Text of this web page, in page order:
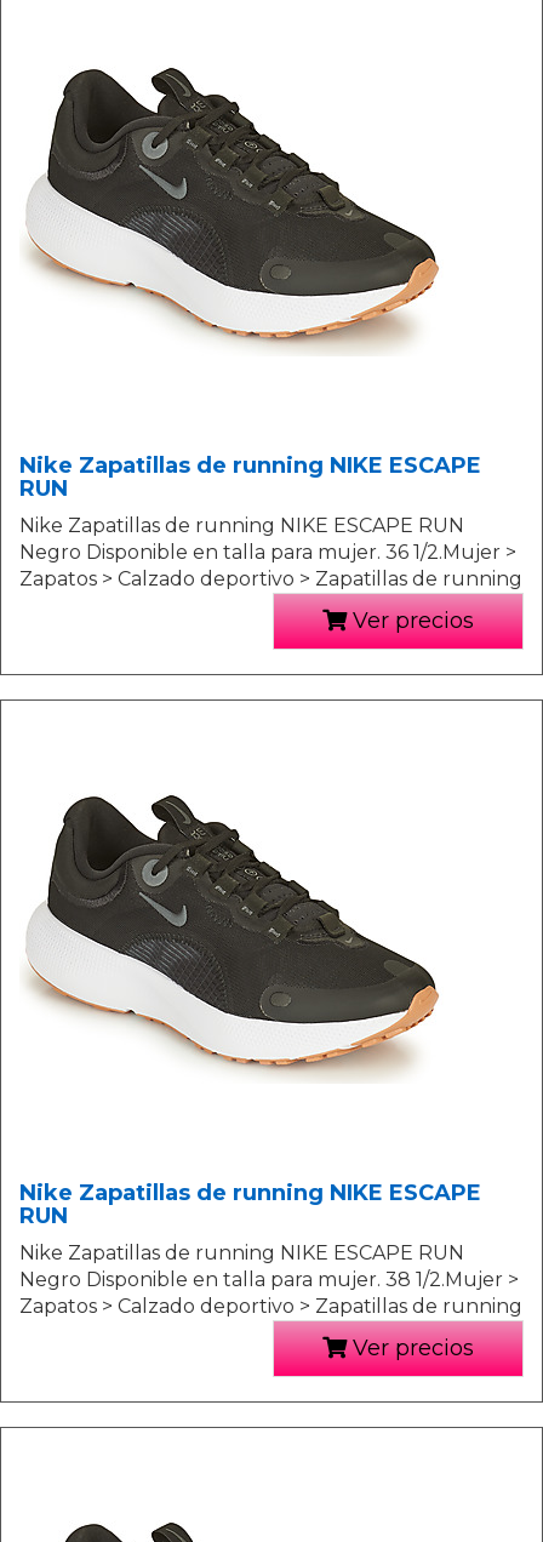
Nike Zapatillas de running NIKE ESCAPE
RUN
Nike Zapatillas de running NIKE ESCAPE RUN
Negro Disponible en talla para mujer. 36 1/2.Mujer >
Zapatos > Calzado deportivo > Zapatillas de running
Ver precios
Nike Zapatillas de running NIKE ESCAPE
RUN
Nike Zapatillas de running NIKE ESCAPE RUN
Negro Disponible en talla para mujer. 38 1/2.Mujer >
Zapatos > Calzado deportivo > Zapatillas de running
Ver precios